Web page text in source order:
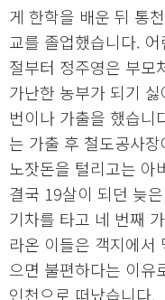
게 한학을 배운 뒤 통
교를 졸업했습니다. 어
절부터 정주영은 부모
가난한 농부가 되기 싫
번이나 가출을 했습니
는 가출 후 철도공사
노잣돈을 털리고는 아
결국 19살이 되던 늦
기차를 타고 네 번째
라온 이들은 객지에서
으면 불편하다는 이유
인천으로 떠났습니다.